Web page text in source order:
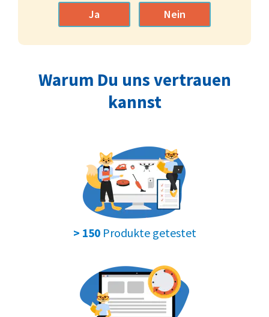
Ja Nein
Warum Du uns vertrauen
kannst
> 150Produkte getestet